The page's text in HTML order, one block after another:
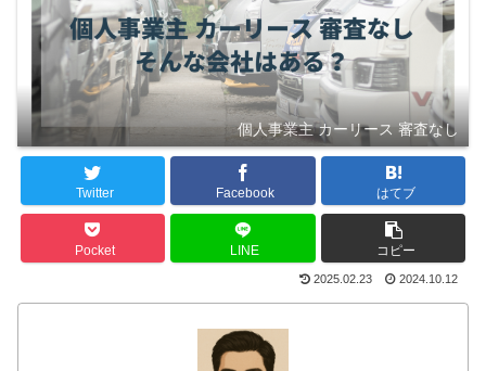
個人事業主 カーリース 審査なし
Twitter Facebook はてブ
Pocket LINE コピー
2025.02.23 2024.10.12